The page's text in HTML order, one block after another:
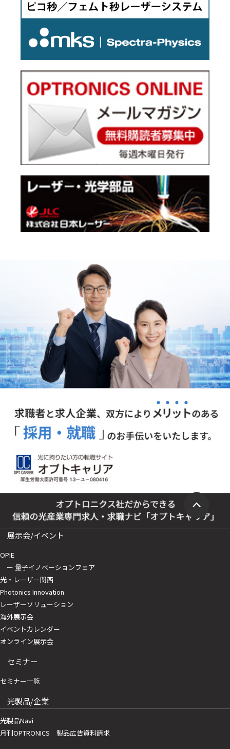
展示会/イベント
OPIE
ー 量子イノベーションフェア
光・レーザー関西
Photonics Innovation
レーザーソリューション
海外展示会
イベントカレンダー
オンライン展示会
セミナー
セミナー一覧
光製品/企業
光製品Navi
月刊OPTRONICS 製品広告資料請求